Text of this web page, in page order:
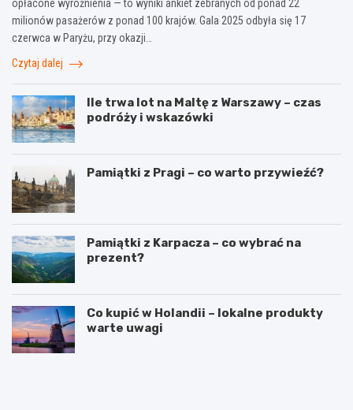
opłacone wyróżnienia — to wyniki ankiet zebranych od ponad 22
milionów pasażerów z ponad 100 krajów. Gala 2025 odbyła się 17
czerwca w Paryżu, przy okazji…
Czytaj dalej
Ile trwa lot na Maltę z Warszawy – czas
podróży i wskazówki
Pamiątki z Pragi – co warto przywieźć?
Pamiątki z Karpacza – co wybrać na
prezent?
Co kupić w Holandii – lokalne produkty
warte uwagi
T
W